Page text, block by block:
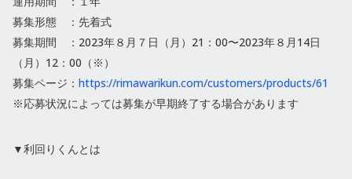
募集形態 ：先着式
募集期間 ：2023年８月７日（月）21：00〜2023年８月14日
（月）12：00（※）
募集ページ： https://rimawarikun.com/customers/products/61
※応募状況によっては募集が早期終了する場合があります
▼利回りくんとは